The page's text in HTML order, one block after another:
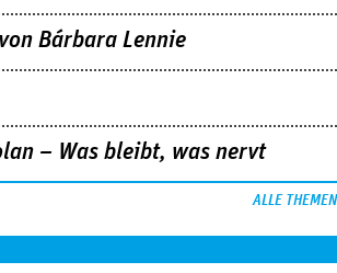
Bárbara Lennie
– Was bleibt, was nervt
ALLE THEMEN